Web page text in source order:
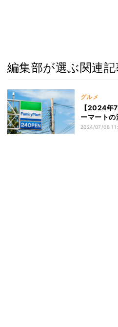
編集部が選ぶ関連記
グルメ
【2024年
ーマート
2024/07/08